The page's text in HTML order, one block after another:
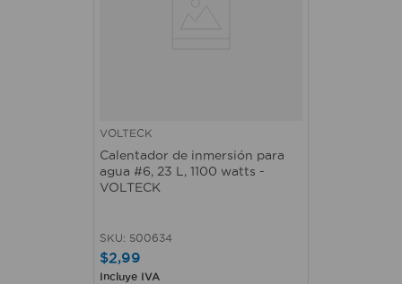
VOLTECK
Calentador de inmersión para
agua #6, 23 L, 1100 watts -
VOLTECK
SKU: 500634
$2,99
Incluye IVA